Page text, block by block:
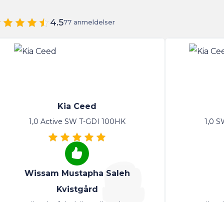
4.577 anmeldelser
Kia Ceed
1,0 Active SW T-GDI 100HK
Wissam Mustapha Saleh
Kvistgård
1,0